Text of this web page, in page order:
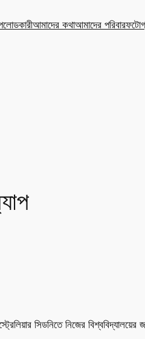
আমাদের কথাআমাদের পরিবার
সিডনিতে নিজের